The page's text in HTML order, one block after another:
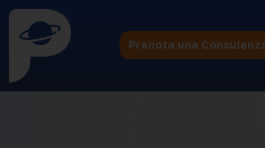
Prenota una